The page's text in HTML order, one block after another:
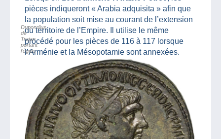
pièces indiqueront « Arabia adquisita » afin que
la population soit mise au courant de l’extension
du territoire de l’Empire. Il utilise le même
procédé pour les pièces de 116 à 117 lorsque
l’Arménie et la Mésopotamie sont annexées.
Dupondius
de
Trajan
portant
l’égide